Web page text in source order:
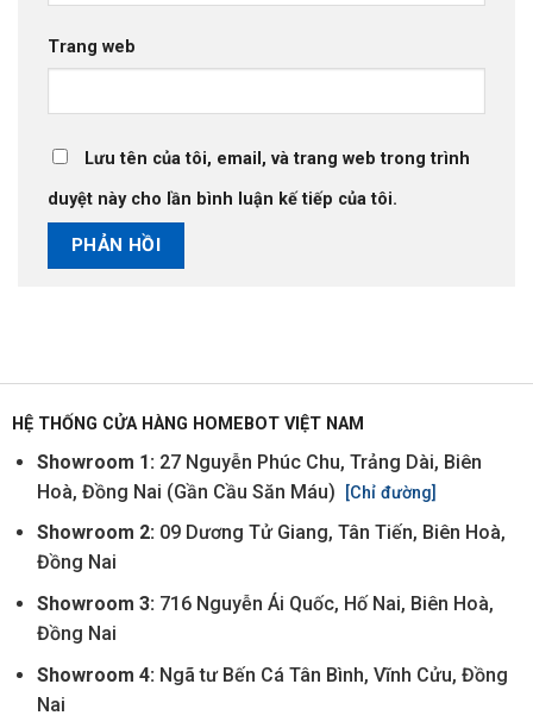
Trang web
Lưu tên của tôi, email, và trang web trong trình
duyệt này cho lần bình luận kế tiếp của tôi.
HỆ THỐNG CỬA HÀNG HOMEBOT VIỆT NAM
Showroom 1: 27 Nguyễn Phúc Chu, Trảng Dài, Biên
Hoà, Đồng Nai (Gần Cầu Săn Máu)
[Chỉ đường]
Showroom 2: 09 Dương Tử Giang, Tân Tiến, Biên Hoà,
Đồng Nai
Showroom 3:716 Nguyễn Ái Quốc, Hố Nai, Biên Hoà,
Đồng Nai
Showroom 4: Ngã tư Bến Cá Tân Bình, Vĩnh Cửu, Đồng
Nai